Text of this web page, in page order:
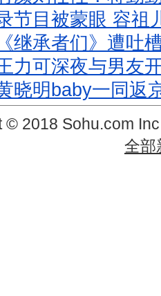
节目被蒙眼 容祖
继承者们》遭吐
力可深夜与男友
晓明baby一同返
© 2018 Sohu.com
全部